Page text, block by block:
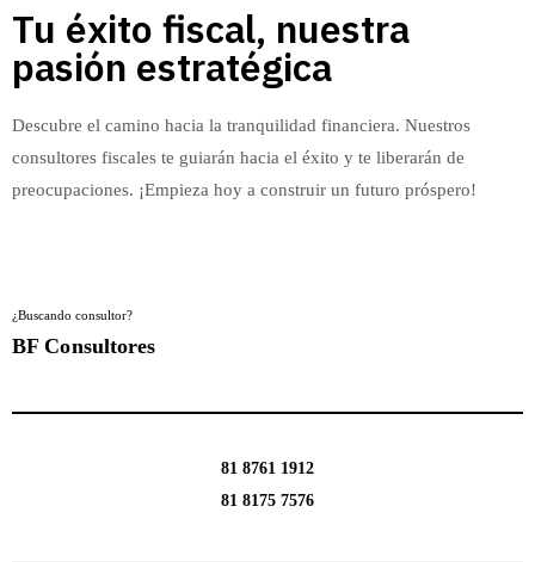
Tu éxito fiscal, nuestra
pasión estratégica
Descubre el camino hacia la tranquilidad financiera. Nuestros
consultores fiscales te guiarán hacia el éxito y te liberarán de
preocupaciones. ¡Empieza hoy a construir un futuro próspero!
¿Buscando consultor?
BF Consultores
81 8761 1912
81 8175 7576